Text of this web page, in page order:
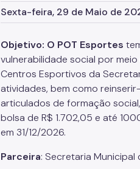
Sexta-feira, 29 de Maio de
Objetivo: O POT Esportes
vulnerabilidade social por
Centros Esportivos da
atividades, bem como
articulados de formação
bolsa de R$ 1.702,05 e até
em 31/12/2026.
Parceira: Secretaria Municipal